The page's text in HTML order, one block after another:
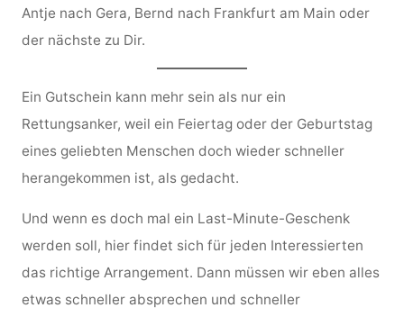
Antje nach Gera, Bernd nach Frankfurt am Main oder
der nächste zu Dir.
Ein Gutschein kann mehr sein als nur ein
Rettungsanker, weil ein Feiertag oder der Geburtstag
eines geliebten Menschen doch wieder schneller
herangekommen ist, als gedacht.
Und wenn es doch mal ein Last-Minute-Geschenk
werden soll, hier findet sich für jeden Interessierten
das richtige Arrangement. Dann müssen wir eben alles
etwas schneller absprechen und schneller